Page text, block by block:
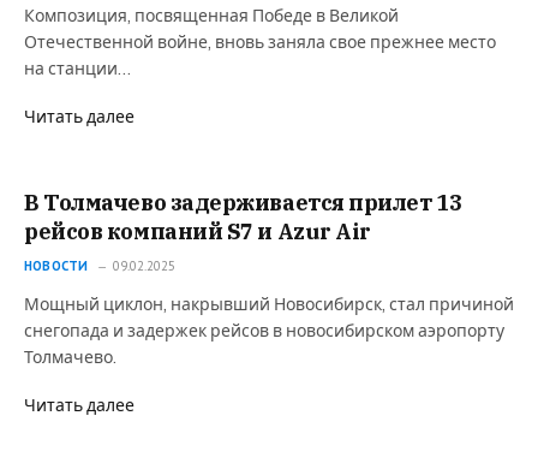
Композиция, посвященная Победе в Великой
Отечественной войне, вновь заняла свое прежнее место
на станции…
Читать далее
В Толмачево задерживается прилет 13
рейсов компаний S7 и Azur Air
НОВОСТИ 09.02.2025
Мощный циклон, накрывший Новосибирск, стал причиной
снегопада и задержек рейсов в новосибирском аэропорту
Толмачево.
Читать далее